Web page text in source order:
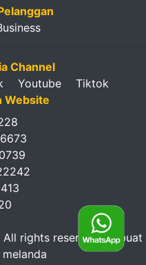
Channel
Youtube
Tiktok
Website
rights reserved. -dibuat